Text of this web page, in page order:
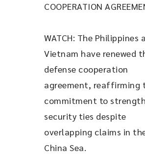
COOPERATION
WATCH: The Philippines
Vietnam have renewed
defense cooperation
agreement, reaffirming
commitment to
security ties despite
overlapping claims in
China Sea.